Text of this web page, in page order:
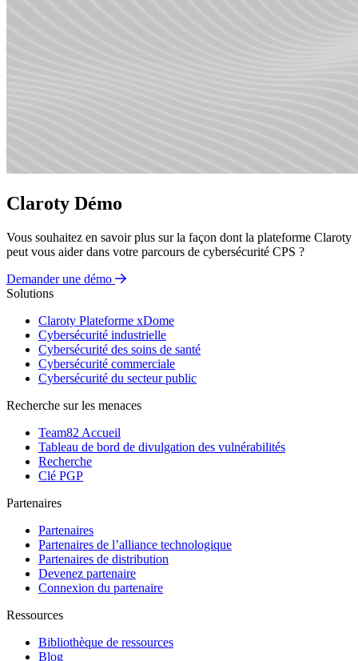
Claroty Démo
Vous souhaitez en savoir plus sur la façon dont la plateforme Claroty
peut vous aider dans votre parcours de cybersécurité CPS ?
Demander une démo
Solutions
Claroty Plateforme xDome
Cybersécurité industrielle
Cybersécurité des soins de santé
Cybersécurité commerciale
Cybersécurité du secteur public
Recherche sur les menaces
Team82 Accueil
Tableau de bord de divulgation des vulnérabilités
Recherche
Clé PGP
Partenaires
Partenaires
Partenaires de l’alliance technologique
Partenaires de distribution
Devenez partenaire
Connexion du partenaire
Ressources
Bibliothèque de ressources
Blog